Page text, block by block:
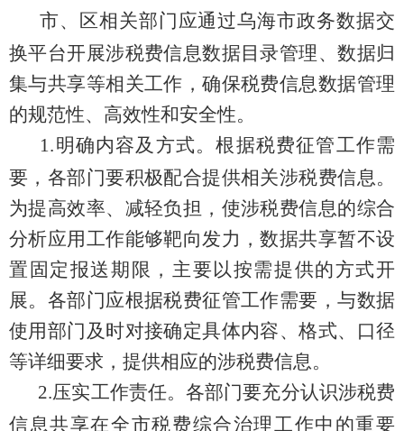
市、区相关部门应通过乌海市政务数据交
换平台开展涉税费信息数据目录管理、数据归
集与共享等相关工作，确保税费信息数据管理
的规范性、高效性和安全性。
1.明确内容及方式。根据税费征管工作需
要，各部门要积极配合提供相关涉税费信息。
为提高效率、减轻负担，使涉税费信息的综合
分析应用工作能够靶向发力，数据共享暂不设
置固定报送期限，主要以按需提供的方式开
展。各部门应根据税费征管工作需要，与数据
使用部门及时对接确定具体内容、格式、口径
等详细要求，提供相应的涉税费信息。
2.压实工作责任。各部门要充分认识涉税费
信息共享在全市税费综合治理工作中的重要